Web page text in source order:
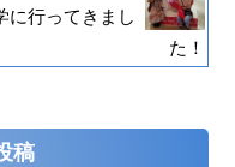
に行ってきまし
た！
稿